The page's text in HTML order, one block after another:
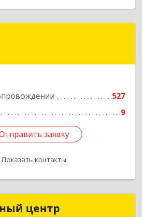
527
9
заявку
Показать контакты
Подробнее
заявку
Назад
центр
Программный центр